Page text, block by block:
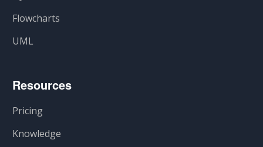
Flowcharts
UML
Resources
Pricing
Knowledge